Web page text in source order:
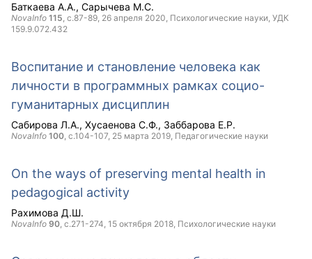
Баткаева А.А. Сарычева М.С.
NovaInfo 115, с.87-89, 26 апреля 2020, Психологические науки, УДК
159.9.072.432
Воспитание и становление человека как
личности в программных рамках социо-
гуманитарных дисциплин
Сабирова Л.А. Хусаенова С.Ф. Заббарова Е.Р.
NovaInfo 100, с.104-107, 25 марта 2019, Педагогические науки
On the ways of preserving mental health in
pedagogical activity
Рахимова Д.Ш.
NovaInfo 90, с.271-274, 15 октября 2018, Психологические науки